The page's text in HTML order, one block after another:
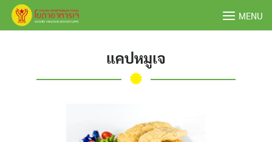
Skip
MENU
แคปหมูเจ